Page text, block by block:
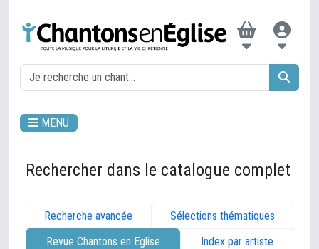
MENU
Rechercher dans le catalogue complet
Recherche avancée
Sélections thématiques
Revue Chantons en Eglise
Index par artiste